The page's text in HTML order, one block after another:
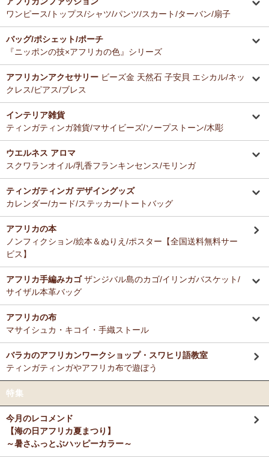
ーナー新入荷！
12/16：ガウチョパンツ～キテンゲ◇ハイクオリティ◇で仕立てた
新作登場！～楽ちんクロップド丈～
12/16：キテンゲ 本革ショルダーミニバッグ 3WAY 斜掛けOK～
キテンゲ◇ハイクオリティ◇で仕立てた新作登場！『ニッポンの
技×アフリカの色』
12/4：ティンガティンガ・アート～Mサイズの作品 新入荷！作家
名ごとに2つのカテゴリーでご紹介します
→ 作家名 A―L
→ 作家名 M―Z
12/4：ティンガティンガ・アート～チャリンダの作品コーナー
入荷！
私たちバラカは、チャリンダが遺してくださった作品を、これか
らも大切に紹介してまいります。
ナー新入荷！
12/3：巻くポーチ 〈2サイズ展開〉～ガラスとんぼ玉付き 新入
荷！
12/3：ティンガティンガ・アート～Sサイズの作品 新入荷！作家
名ごとに2つのカテゴリーでご紹介します
→ 作家名 A―L
→ 作家名 M―Z
11/25：ティンガティンガ・アート～Lサイズの作品 新入荷！作家
→ 作家名 A―L
→ 作家名 M―Z
11/25：ティンガティンガ・アート～Sサイズの作品 新入荷！作家
11/21：【新登場】サロペットパンツ～ゆったり2way～
大人上品シルエット
11/20：キテンゲ本革 ころりんトートバッグ～キテンゲ◇ハイク
とても美味しくて毎日使っています。どのお料理なんにでも合いま
す。
Ａ さまより ティンガティンガ・アートへのご感想
ドゥケさんの画は数年前から気になっていて、今回思いきって購入す
ることにしました。とても楽しみにしております。
バラカの紅茶は香りがよくて大好きです。これからも愛飲させていた
だきます。
Ｓ さまより キテンゲ平ポーチへのご感想
以前プレゼントでいただいた平ポーチ、母子手帳がちょうど入り、毎
日使っています。
今回同じ「中サイズ」を買いましたが、造りがわずかに異なるよう
で、1センチくらい心持ち小くて母子手帳がぎりぎり入りませんでし
でもこちらもカワイイので化粧入れなどに使います。
ミルクティーに合わせる毎朝の紅茶として、味とコストのバランスが
非常に良く、長く家族で愛飲しています。
M さまより キテンゲde洗える立体布マスク～やさしいゴ
ム リバーシブルOKへのご感想
お揃いの柄のフレアスリーブワンピースとペアで使ってます！大のお
気に入り♪
Ｙ さまより キテンゲティアードパンツへのご感想
M さまより キテンゲ ランチクロスへのご感想
たいへん吸水性良いです。大判でハンカチとして便利に使えます。
ワンピース/トップス/シャツ/パンツ/スカート/ターバン/扇子
バッグ/ポシェット/ポーチ
『ニッポンの技×アフリカの色』シリーズ
アフリカンアクセサリー ビーズ金 天然石 子安貝 エシカル/ネッ
クレス/ピアス/ブレス
インテリア雑貨
ティンガティンガ雑貨/マサイビーズ/ソープストーン/木彫
ウエルネス アロマ
スクワランオイル/乳香フランキンセンス/モリンガ
ティンガティンガ デザイングッズ
カレンダー/カード/ステッカー/トートバッグ
アフリカの本
ノンフィクション/絵本＆ぬりえ/ポスター【全国送料無料サー
ビス】
アフリカ手編みカゴザンジバル島のカゴ/イリンガバスケット/
サイザル本革バッグ
アフリカの布
マサイシュカ・キコイ・手織ストール
バラカのアフリカンワークショップ・スワヒリ語教室
ティンガティンガやアフリカ布で遊ぼう
特集
今月のレコメンド
【海の日アフリカ夏まつり】
～暑さふっとぶハッピーカラー～